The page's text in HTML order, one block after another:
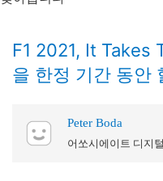
F1 2021, It Takes
을 한정 기간 동안
Peter Boda
어쏘시에이트 디지